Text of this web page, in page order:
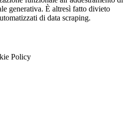
generativa. È altresì fatto divieto
di data scraping.
Policy